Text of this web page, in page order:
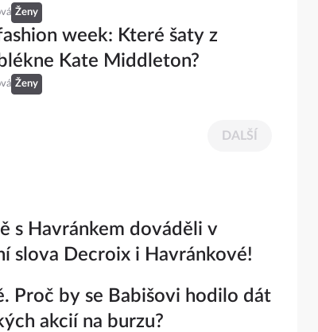
Ženy
week: Které šaty z
Kate Middleton?
Ženy
DALŠÍ
s Havránkem dováděli v
slova Decroix i Havránkové!
Proč by se Babišovi hodilo dát
akcií na burzu?